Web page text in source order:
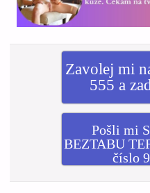
Zavolej mi
555 a
Pošli mi
BEZTABU
číslo